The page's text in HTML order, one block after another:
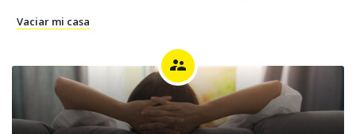
Vaciar mi casa
supervisor_account